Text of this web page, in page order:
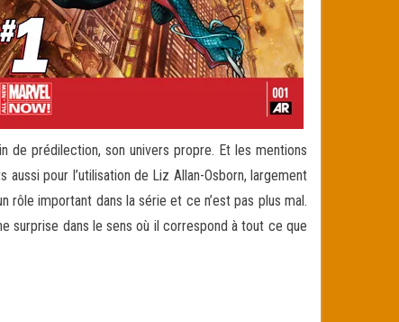
de prédilection, son univers propre. Et les mentions
pour l’utilisation de Liz Allan-Osborn, largement
rôle important dans la série et ce n’est pas plus mal.
surprise dans le sens où il correspond à tout ce que